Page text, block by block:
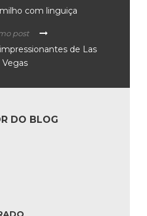
com linguiça
post
de Las
Vegas
DO BLOG